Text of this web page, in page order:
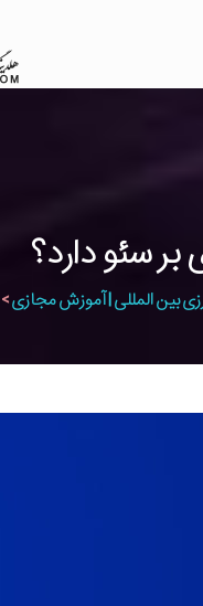
بین المللی | آموزش مجازی>